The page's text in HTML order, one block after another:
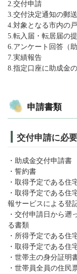
2.交付申請
3.交付決定通知の郵送
4.対象となる市内の
5.転入届・転居届の
6.アンケート回答（
7.実績報告
8.指定口座に助成金
申請書類
交付申請に必
・助成金交付申請書
・誓約書
・取得予定である住
・取得予定である住
報サービスによる登
・交付申請日から遡
る書類
・所得予定である住
・取得予定である住
・世帯主の身分証明
・世帯員全員の住民